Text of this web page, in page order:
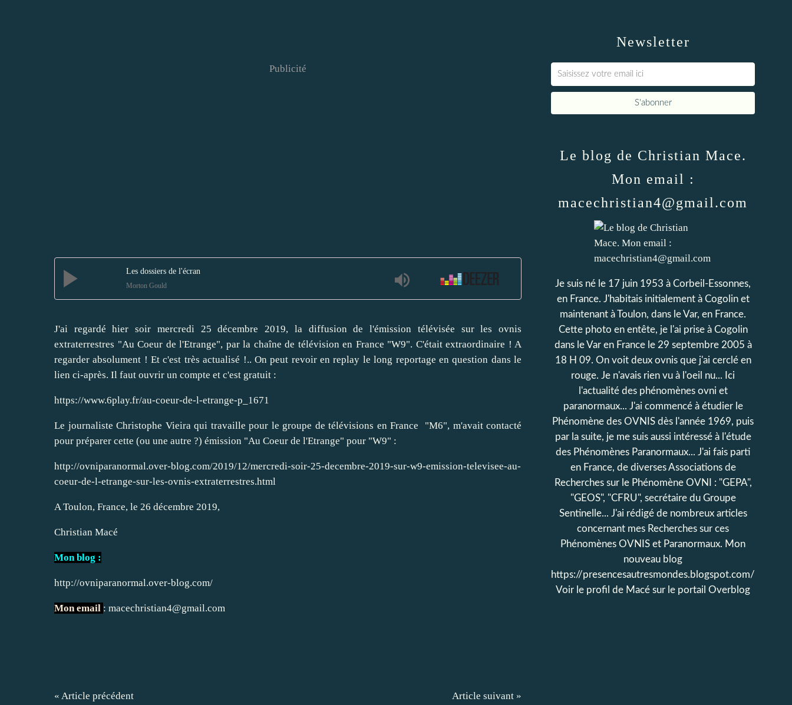
Publicité
Les dossiers de l'écran
Morton Gould
J'ai regardé hier soir mercredi 25 décembre 2019, la diffusion de l'émission télévisée sur les ovnis
extraterrestres "Au Coeur de l'Etrange", par la chaîne de télévision en France "W9". C'était extraordinaire ! A
regarder absolument ! Et c'est très actualisé !.. On peut revoir en replay le long reportage en question dans le
lien ci-après. Il faut ouvrir un compte et c'est gratuit :
https://www.6play.fr/au-coeur-de-l-etrange-p_1671
Le journaliste Christophe Vieira qui travaille pour le groupe de télévisions en France "M6", m'avait contacté
pour préparer cette (ou une autre ?) émission "Au Coeur de l'Etrange" pour "W9" :
http://ovniparanormal.over-blog.com/2019/12/mercredi-soir-25-decembre-2019-sur-w9-emission-televisee-au-
coeur-de-l-etrange-sur-les-ovnis-extraterrestres.html
A Toulon, France, le 26 décembre 2019,
Christian Macé
Mon blog :
http://ovniparanormal.over-blog.com/
Mon email : macechristian4@gmail.com
« Article précédent Article suivant »
Newsletter
Le blog de Christian Mace.
Mon email :
macechristian4@gmail.com
Je suis né le 17 juin 1953 à Corbeil-Essonnes,
en France. J'habitais initialement à Cogolin et
maintenant à Toulon, dans le Var, en France.
Cette photo en entête, je l'ai prise à Cogolin
dans le Var en France le 29 septembre 2005 à
18 H 09. On voit deux ovnis que j'ai cerclé en
rouge. Je n'avais rien vu à l'oeil nu... Ici
l'actualité des phénomènes ovni et
paranormaux... J'ai commencé à étudier le
Phénomène des OVNIS dès l'année 1969, puis
par la suite, je me suis aussi intéressé à l'étude
des Phénomènes Paranormaux... J'ai fais parti
en France, de diverses Associations de
Recherches sur le Phénomène OVNI : "GEPA",
"GEOS", "CFRU", secrétaire du Groupe
Sentinelle... J'ai rédigé de nombreux articles
concernant mes Recherches sur ces
Phénomènes OVNIS et Paranormaux. Mon
nouveau blog
https://presencesautresmondes.blogspot.com/
Voir le profil de Macé sur le portail Overblog